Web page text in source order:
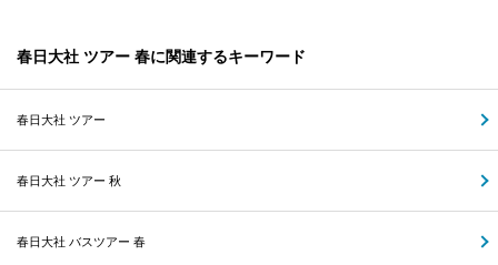
春日大社 ツアー 春に関連するキーワード
春日大社 ツアー
春日大社 ツアー 秋
春日大社 バスツアー 春